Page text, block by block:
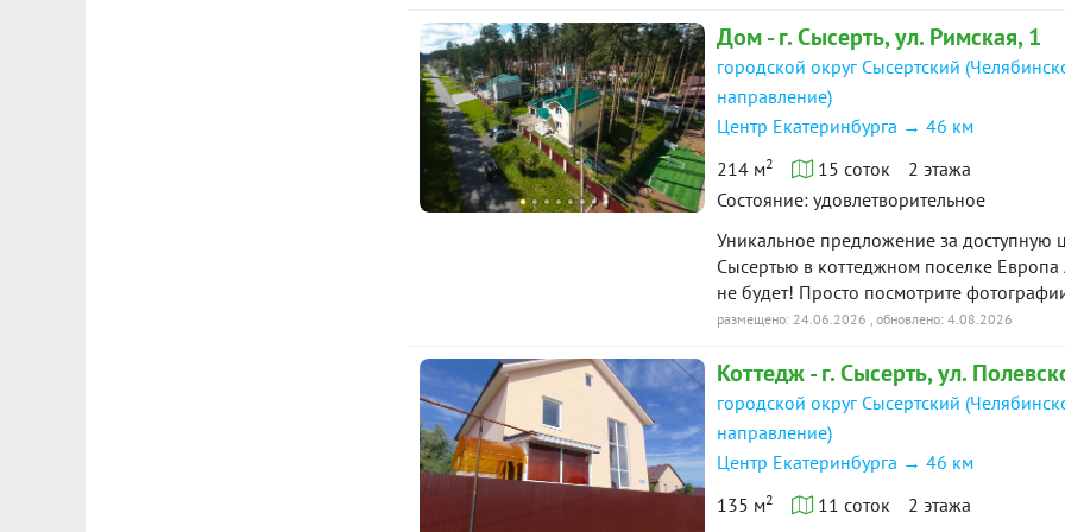
поселке асфальтированы дороги, газ,
интернет и ТВ, видеонаблюдение.В
инфраструктура поселка:
объекта в нашей базе: 19059
Дом - г. Сысерть, ул. Римская, 1
городской округ Сысертский
направление)
Центр Екатеринбурга → 46 км
214 м2 15 соток
2 этажа
Состояние: удовлетворительное
Уникальное предложение за доступную
Сысертью в коттеджном поселке
не будет! Просто посмотрите
подробно передать атмосферу
обжита и содержится в прекрасном
Маргиналов и асоциалов тут нет и быть
большей части семейные.
охрана и видеонаблюдение по всей
проекте – спортзал для жителей
спокойно, сюда приятно возвращаться
размещено: 24.06.2026 , обновлено: 4.08.2026
Коттедж - г. Сысерть, ул.
городской округ Сысертский
направление)
Центр Екатеринбурга → 46 км
135 м2 11 соток 2 этажа